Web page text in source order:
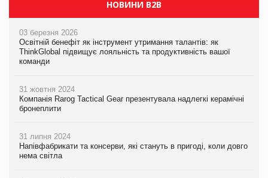
НОВИНИ B2B
03 березня 2026
Освітній бенефіт як інструмент утримання талантів: як
ThinkGlobal підвищує лояльність та продуктивність вашої
команди
31 жовтня 2024
Компанія Rarog Tactical Gear презентувала надлегкі керамічні
бронеплити
31 липня 2024
Напівфабрикати та консерви, які стануть в пригоді, коли довго
нема світла